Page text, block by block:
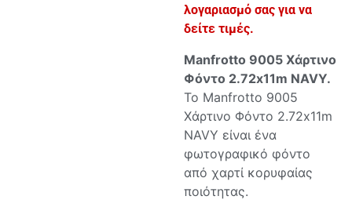
λογαριασμό σας για να
δείτε τιμές.
Manfrotto 9005 Χάρτινο
Φόντο 2.72x11m NAVY.
Το Manfrotto 9005
Χάρτινο Φόντο 2.72x11m
NAVY είναι ένα
φωτογραφικό φόντο
από χαρτί κορυφαίας
ποιότητας.